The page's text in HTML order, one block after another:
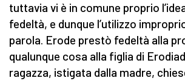
tuttavia vi è in comune proprio
fedeltà, e dunque l’utilizzo
parola. Erode prestò fedeltà alla
qualunque cosa alla figlia di
ragazza, istigata dalla madre,